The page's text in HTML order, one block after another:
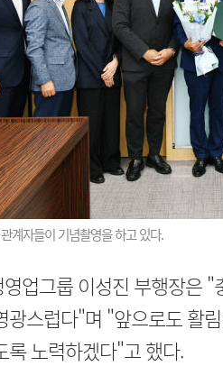
계자들이 기념촬영을 하고 있다.
업그룹 이성진 부행장은
광스럽다"며 "앞으로도 활
록 노력하겠다"고 했다.